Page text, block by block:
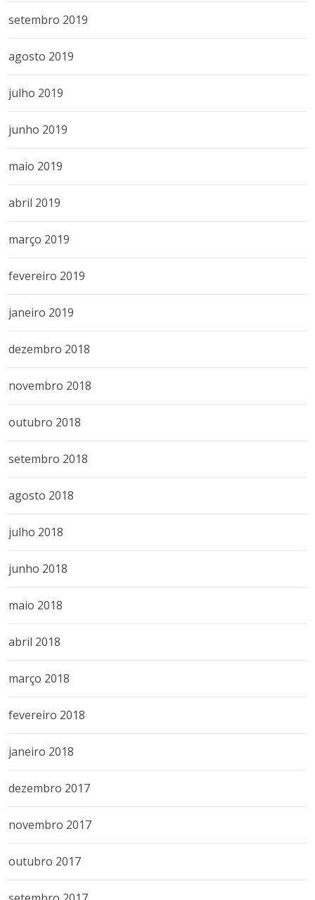
setembro 2019
agosto 2019
julho 2019
junho 2019
maio 2019
abril 2019
março 2019
fevereiro 2019
janeiro 2019
dezembro 2018
novembro 2018
outubro 2018
setembro 2018
agosto 2018
julho 2018
junho 2018
maio 2018
abril 2018
março 2018
fevereiro 2018
janeiro 2018
dezembro 2017
novembro 2017
outubro 2017